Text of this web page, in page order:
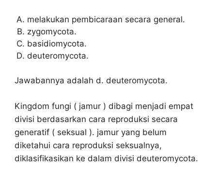
melakukan pembicaraan secara general.
zygomycota.
basidiomycota.
deuteromycota.
Jawabannya adalah d. deuteromycota.
Kingdom fungi ( jamur ) dibagi menjadi empat
divisi berdasarkan cara reproduksi secara
generatif ( seksual ). jamur yang belum
diketahui cara reproduksi seksualnya,
diklasifikasikan ke dalam divisi deuteromycota.